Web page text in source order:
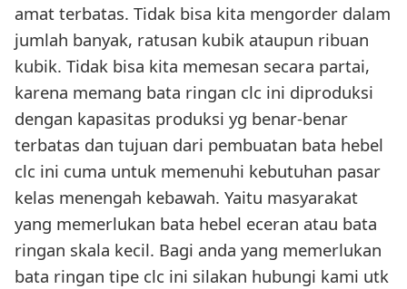
amat terbatas. Tidak bisa kita mengorder dalam
jumlah banyak, ratusan kubik ataupun ribuan
kubik. Tidak bisa kita memesan secara partai,
karena memang bata ringan clc ini diproduksi
dengan kapasitas produksi yg benar-benar
terbatas dan tujuan dari pembuatan bata hebel
clc ini cuma untuk memenuhi kebutuhan pasar
kelas menengah kebawah. Yaitu masyarakat
yang memerlukan bata hebel eceran atau bata
ringan skala kecil. Bagi anda yang memerlukan
bata ringan tipe clc ini silakan hubungi kami utk